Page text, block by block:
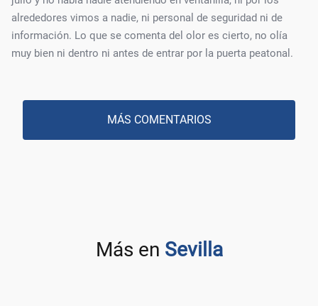
alrededores vimos a nadie, ni personal de seguridad ni de
información. Lo que se comenta del olor es cierto, no olía
muy bien ni dentro ni antes de entrar por la puerta peatonal.
MÁS COMENTARIOS
Más en Sevilla